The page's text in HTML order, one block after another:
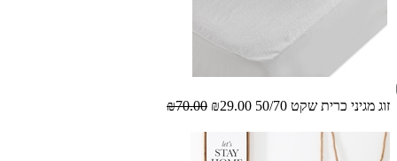
זוג מגיני כרית שקט 50/70 ₪29.00
₪70.00